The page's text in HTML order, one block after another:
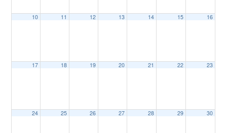
10 11 12 13 14 15 16
17 18 19 20 21 22 23
24 25 26 27 28 29 30